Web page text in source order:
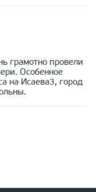
грамотно провели
Особенное
на Исаева3, город